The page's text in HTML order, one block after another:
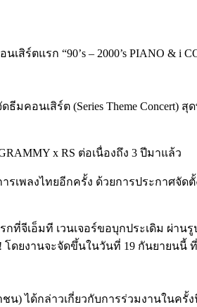
อนเสิร์ต (Series Theme Concert) สุ
x RS ต่อเนื่องถึง 3 ปีมาแล้ว
เพลงไทยอีกครั้ง ด้วยการประกาศจัดตั้
กที่จีเอ็มที เวนเจอร์ขอบุกประเดิม ผ่า
โดยงานจะจัดขึ้นในวันที่ 19 กันยายนนี้
) ได้กล่าวเกี่ยวกับการร่วมงานในค